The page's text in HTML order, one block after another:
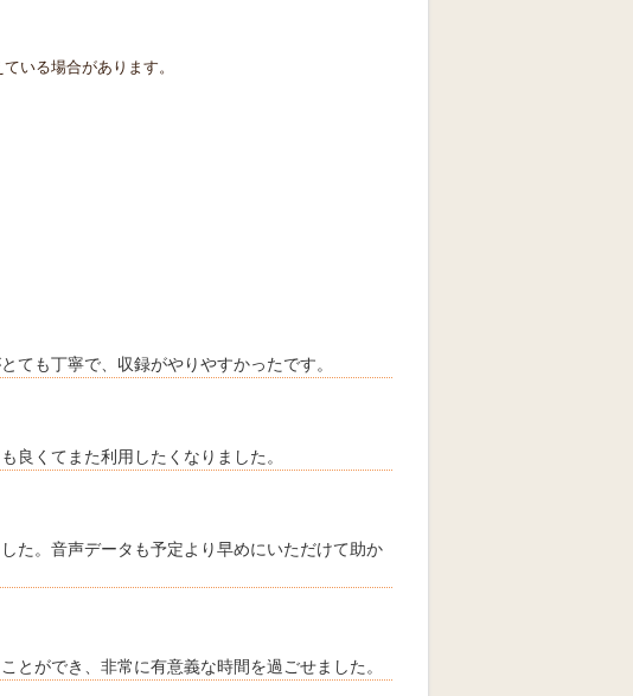
いる場合があります。
ても丁寧で、収録がやりやすかったです。
良くてまた利用したくなりました。
た。音声データも予定より早めにいただけて助か
とができ、非常に有意義な時間を過ごせました。